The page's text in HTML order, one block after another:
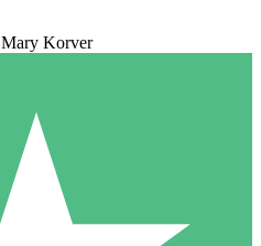
Mary Korver